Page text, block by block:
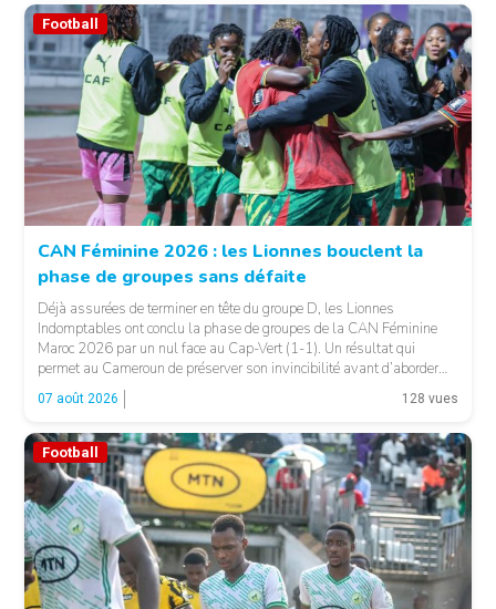
Football
CAN Féminine 2026 : les Lionnes bouclent la
phase de groupes sans défaite
Déjà assurées de terminer en tête du groupe D, les Lionnes
Indomptables ont conclu la phase de groupes de la CAN Féminine
Maroc 2026 par un nul face au Cap-Vert (1-1). Un résultat qui
permet au Cameroun de préserver son invincibilité avant d’aborder
les choses sérieuses. Les Camerounaises ont rapidement pris le
contrôle des opérations […]
07 août 2026 128 vues
Football